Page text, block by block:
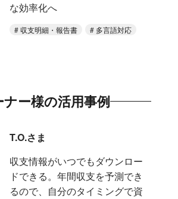
な効率化へ
収支明細・報告書 多言語対応
ー様の活用事例
T.O.さま
収支情報がいつでもダウンロー
ドできる。年間収支を予測でき
るので、自分のタイミングで資